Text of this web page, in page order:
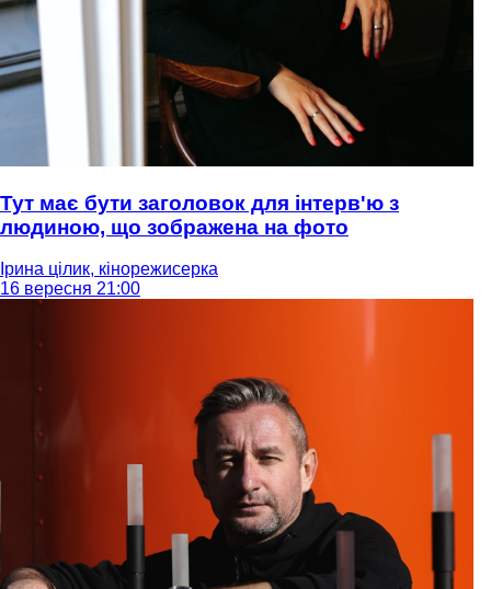
Тут має бути заголовок для інтерв'ю з
людиною, що зображена на фото
Ірина цілик, кінорежисерка
16 вересня 21:00